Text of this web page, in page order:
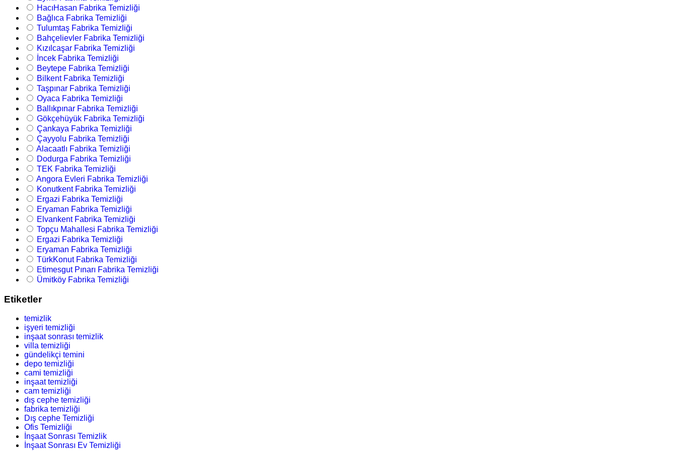
HacıHasan Fabrika Temizliği
Bağlıca Fabrika Temizliği
Tulumtaş Fabrika Temizliği
Bahçelievler Fabrika Temizliği
Kızılcaşar Fabrika Temizliği
İncek Fabrika Temizliği
Beytepe Fabrika Temizliği
Bilkent Fabrika Temizliği
Taşpınar Fabrika Temizliği
Oyaca Fabrika Temizliği
Ballıkpınar Fabrika Temizliği
Gökçehüyük Fabrika Temizliği
Çankaya Fabrika Temizliği
Çayyolu Fabrika Temizliği
Alacaatlı Fabrika Temizliği
Dodurga Fabrika Temizliği
TEK Fabrika Temizliği
Angora Evleri Fabrika Temizliği
Konutkent Fabrika Temizliği
Ergazi Fabrika Temizliği
Eryaman Fabrika Temizliği
Elvankent Fabrika Temizliği
Topçu Mahallesi Fabrika Temizliği
Ergazi Fabrika Temizliği
Eryaman Fabrika Temizliği
TürkKonut Fabrika Temizliği
Etimesgut Pınarı Fabrika Temizliği
Ümitköy Fabrika Temizliği
Etiketler
temizlik
işyeri temizliği
inşaat sonrası temizlik
villa temizliği
gündelikçi temini
depo temizliği
cami temizliği
inşaat temizliği
cam temizliği
dış cephe temizliği
fabrika temizliği
Dış cephe Temizliği
Ofis Temizliği
İnşaat Sonrası Temizlik
İnşaat Sonrası Ev Temizliği